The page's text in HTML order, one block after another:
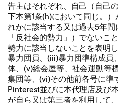
告主はそれぞれ、自己（自己
下本第1条(h)において同じ。
れかに該当する又は過去5年
「反社会的勢力」）でないこ
勢力に該当しないことを表明
暴力団員、(iii)暴力団準構成員
体、(v)総会屋等、社会運動等
集団等、(vi)その他前各号に準
Pinterest並びに本代理店及び
が自ら又は第三者を利用して